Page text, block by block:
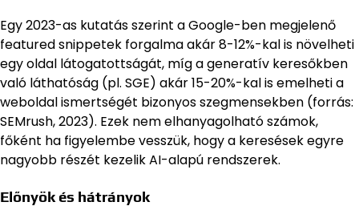
Egy 2023-as kutatás szerint a Google-ben megjelenő
featured snippetek forgalma akár 8-12%-kal is növelheti
egy oldal látogatottságát, míg a generatív keresőkben
való láthatóság (pl. SGE) akár 15-20%-kal is emelheti a
weboldal ismertségét bizonyos szegmensekben (forrás:
SEMrush, 2023). Ezek nem elhanyagolható számok,
főként ha figyelembe vesszük, hogy a keresések egyre
nagyobb részét kezelik AI-alapú rendszerek.
Előnyök és hátrányok